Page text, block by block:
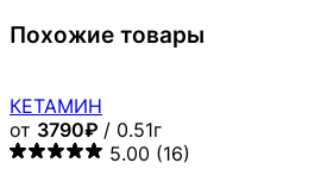
Похожие товары
КЕТАМИН
от 3790₽ / 0.51г
5.00 (16)